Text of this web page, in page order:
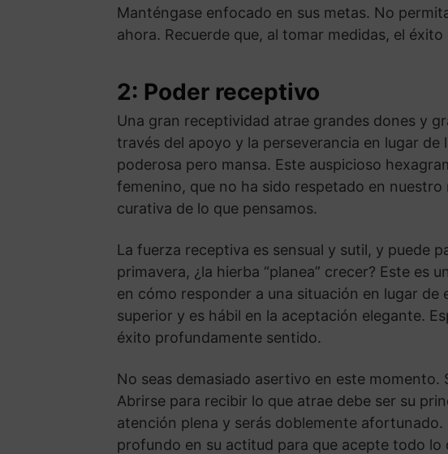
Manténgase enfocado en sus metas. No
ahora. Recuerde que, al tomar medidas, el
2: Poder receptivo
Una gran receptividad atrae grandes dones y
través del apoyo y la perseverancia en lugar
poderosa pero mansa. Este auspicioso
femenino, que no ha sido respetado en
curativa de lo que pensamos.
La fuerza receptiva es sensual y sutil, y puede
primavera, ¿la hierba “planea” crecer? Este es
en cómo responder a una situación en lugar
superior y es hábil en la aceptación elegante.
éxito profundamente sentido.
No seas demasiado asertivo en este
Abrirse para recibir lo que atrae debe ser su
atención plena y serás doblemente
profundo en su actitud para que acepte todo